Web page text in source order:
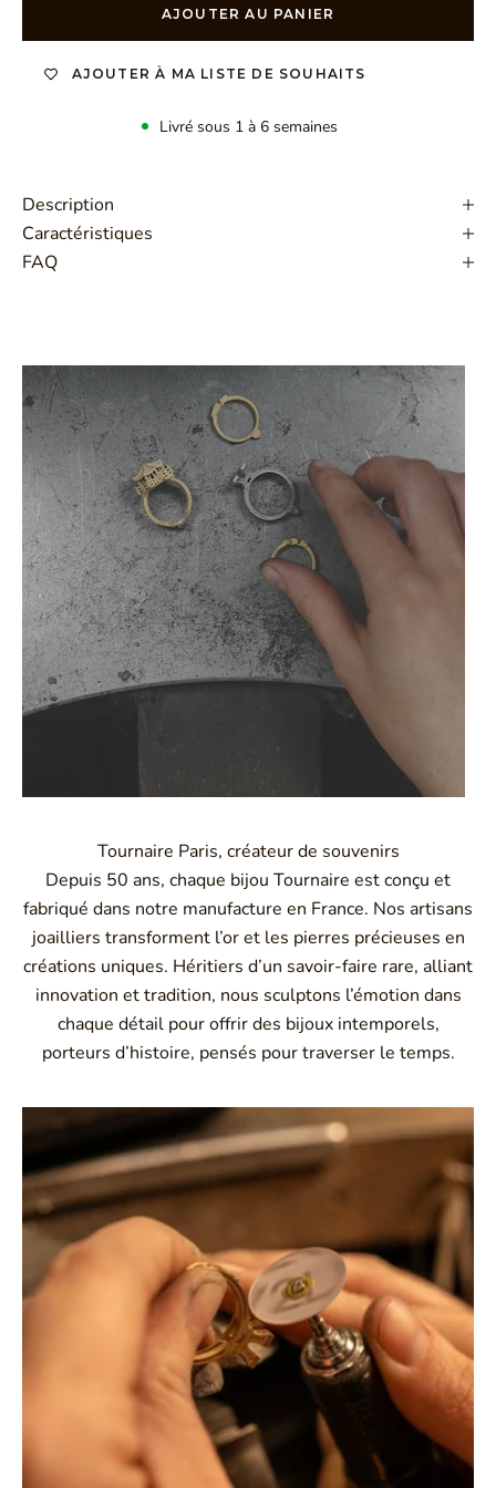
AJOUTER AU PANIER
AJOUTER À MA LISTE DE SOUHAITS
Livré sous 1 à 6 semaines
Description
Caractéristiques
FAQ
Tournaire Paris, créateur de souvenirs
Depuis 50 ans, chaque bijou Tournaire est conçu et
fabriqué dans notre manufacture en France. Nos artisans
joailliers transforment l’or et les pierres précieuses en
créations uniques. Héritiers d’un savoir-faire rare, alliant
innovation et tradition, nous sculptons l’émotion dans
chaque détail pour offrir des bijoux intemporels,
porteurs d’histoire, pensés pour traverser le temps.
Montbrison, Lyon, Paris
Philippe & mathieu tournaire
Créateurs joailliers, révolutionnent les codes de la
joaillerie traditionnelle en y apportant des formes et des
couleurs hors du commun. Au delà des modes, la
Maison Tournaire a forgé son style de caractère et
d'élévation en puisant dans ses voyages ainsi que ses